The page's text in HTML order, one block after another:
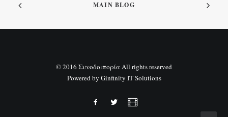
MAIN BLOG
© 2016 Συνοδοιπορία All rights reserved
Powered by Ginfinity IT Solutions